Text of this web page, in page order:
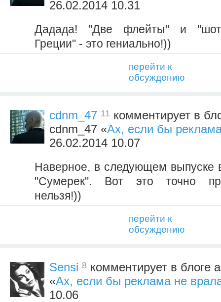
26.02.2014 10.31
Дадада! "Две флейты" и
Греции" - это гениально!))
перейти к
обсуждению
cdnm_47 11 комментирует в
cdnm_47 «Ах, если бы
26.02.2014 10.07
Наверное, в следующем выпуске
"Сумерек". Вот это точно
нельзя!))
перейти к
обсуждению
Sensi 8 комментирует в блоге
«Ах, если бы реклама не
10.06